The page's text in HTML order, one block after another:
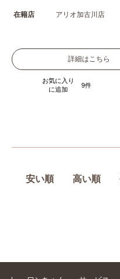
在籍店 アリオ加古川店
詳細はこちら
お気に入り
に追加
9
安い順 高い順